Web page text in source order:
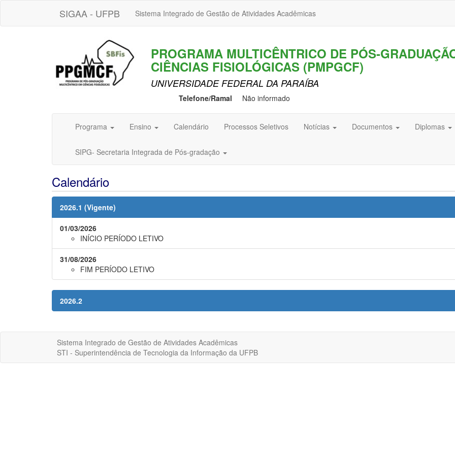
SIGAA - UFPB Sistema Integrado de Gestão de Atividades Acadêmicas
PROGRAMA MULTICÊNTRICO DE PÓS-
CIÊNCIAS FISIOLÓGICAS (PMPGCF)
UNIVERSIDADE FEDERAL DA PARAÍBA
Telefone/Ramal Não informado
Programa Ensino Calendário Processos Seletivos Notícias Documentos Diplomas
SIPG- Secretaria Integrada de Pós-gradação
Calendário
2026.1 (Vigente)
01/03/2026
INÍCIO PERÍODO LETIVO
31/08/2026
FIM PERÍODO LETIVO
2026.2
Sistema Integrado de Gestão de Atividades Acadêmicas
STI - Superintendência de Tecnologia da Informação da UFPB